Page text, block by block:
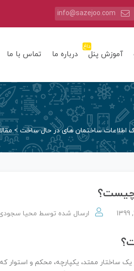
info@sazejoo.com
آموزش پنل
داغ
درباره ما تماس با ما
>
چیست؟
ارسال شده توسط محیا
یک ساختار ممتد، یکپارچه، محکم و